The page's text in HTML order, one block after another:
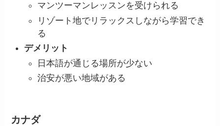
マンツーマンレッスンを受けられる
リゾート地でリラックスしながら学習でき
る
デメリット
日本語が通じる場所が少ない
治安が悪い地域がある
カナダ